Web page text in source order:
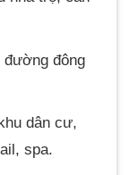
đông
dân cư,
spa.